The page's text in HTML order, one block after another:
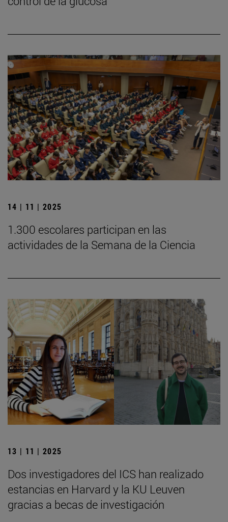
14 | 11 | 2025
1.300 escolares participan en las
actividades de la Semana de la Ciencia
13 | 11 | 2025
Dos investigadores del ICS han realizado
estancias en Harvard y la KU Leuven
gracias a becas de investigación